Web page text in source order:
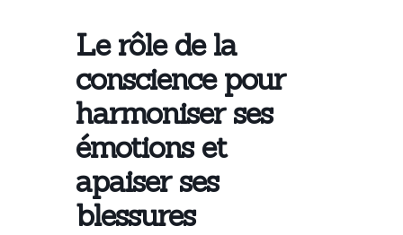
Le rôle de la
conscience pour
harmoniser ses
émotions et
apaiser ses
blessures